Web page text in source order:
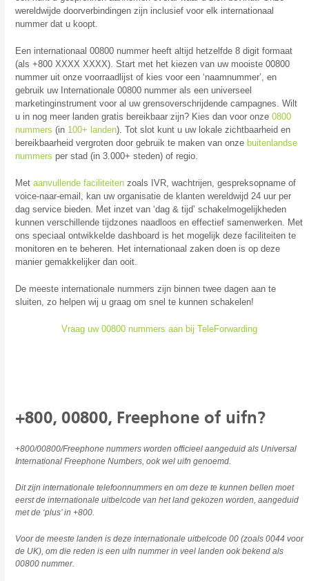
wereldwijde doorverbindingen zijn inclusief voor elk internationaal
nummer dat u koopt.
Een internationaal 00800 nummer heeft altijd hetzelfde 8 digit formaat
(als +800 XXXX XXXX). Start met het kiezen van uw mooiste 00800
nummer uit onze voorraadlijst of kies voor een ‘naamnummer’, en
gebruik uw Internationale 00800 nummer als een universeel
marketinginstrument voor al uw grensoverschrijdende campagnes. Wilt
u in nog meer landen gratis bereikbaar zijn? Kies dan voor onze0800
nummers (in 100+ landen). Tot slot kunt u uw lokale zichtbaarheid en
bereikbaarheid vergroten door gebruik te maken van onze buitenlandse
nummers per stad (in 3.000+ steden) of regio.
Metaanvullende faciliteiten zoals IVR, wachtrijen, gespreksopname of
voice-naar-email, kan uw organisatie de klanten wereldwijd 24 uur per
dag service bieden. Met inzet van ‘dag & tijd’ schakelmogelijkheden
kunnen verschillende tijdzones naadloos en effectief samenwerken. Met
ons speciaal ontwikkelde dashboard is het mogelijk deze faciliteiten te
monitoren en te beheren. Het internationaal zaken doen is op deze
manier gemakkelijker dan ooit.
De meeste internationale nummers zijn binnen twee dagen aan te
sluiten, zo helpen wij u graag om snel te kunnen schakelen!
Vraag uw 00800 nummers aan bij TeleForwarding
+800, 00800, Freephone of uifn?
+800/00800/Freephone nummers worden officieel aangeduid als Universal
International Freephone Numbers, ook wel uifn genoemd.
Dit zijn internationale telefoonnummers en om deze te kunnen bellen moet
eerst de internationale uitbelcode van het land gekozen worden, aangeduid
met de ‘plus’ in +800.
Voor de meeste landen is deze internationale uitbelcode 00 (zoals 0044 voor
de UK), om die reden is een uifn nummer in veel landen ook bekend als
00800 nummer.